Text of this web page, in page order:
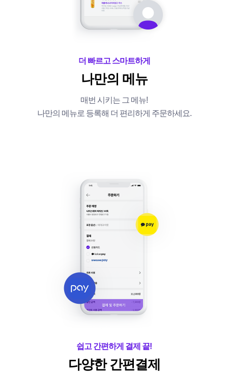
더 빠르고 스마트하게
나만의 메뉴
매번 시키는 그 메뉴!
나만의 메뉴로 등록해 더 편리하게 주문하세요.
쉽고 간편하게 결제 끝!
다양한 간편결제